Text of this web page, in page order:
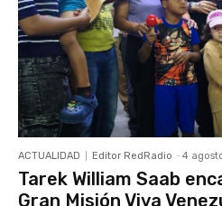
ACTUALIDAD Editor RedRadio - 4
Tarek William Saab
Gran Misión Viva